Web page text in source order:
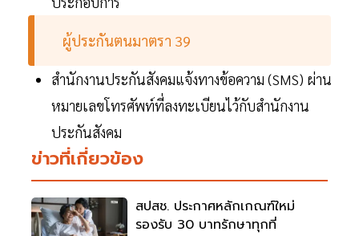
ผู้ประกันตนมาตรา 39
สำนักงานประกันสังคมแจ้งทางข้อความ (SMS) ผ่าน
หมายเลขโทรศัพท์ที่ลงทะเบียนไว้กับสำนักงาน
ประกันสังคม
ข่าวที่เกี่ยวข้อง
สปสช. ประกาศหลักเกณฑ์ใหม่
รองรับ 30 บาทรักษาทุกที่